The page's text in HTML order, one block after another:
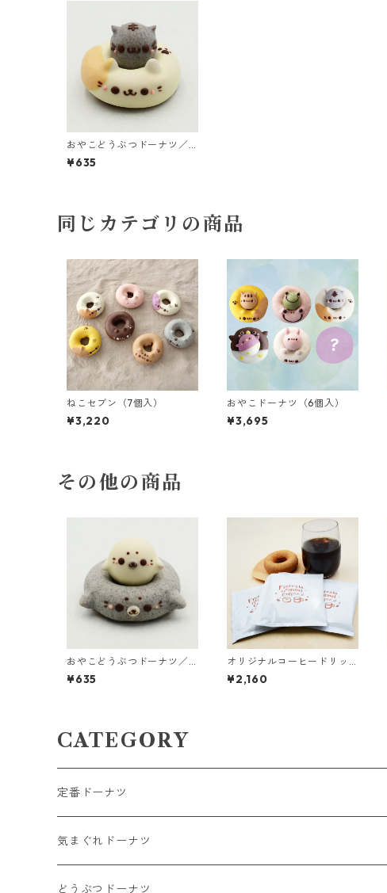
おやこどうぶつドーナツ／
みけ
¥635
同じカテゴリの商品
ねこセブン（7個入）
¥3,220
おやこドーナツ（6個入）
¥3,695
その他の商品
おやこどうぶつドーナツ／
あざらし
¥635
オリジナルコーヒードリッ
プバッグ（10パック）
¥2,160
CATEGORY
定番ドーナツ
気まぐれドーナツ
どうぶつドーナツ